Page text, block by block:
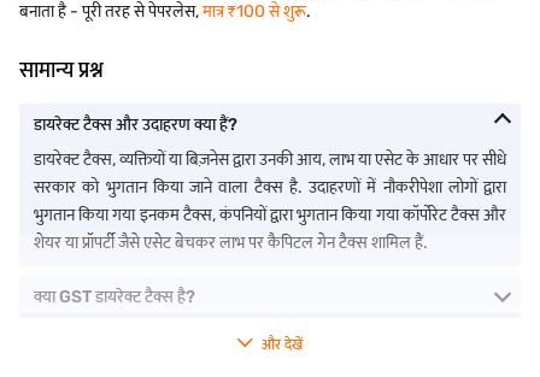
बनाता है - पूरी तरह से पेपरलेस,मात्र ₹100 से शुरू.
सामान्य प्रश्न
डायरेक्ट टैक्स और उदाहरण क्या हैं?
डायरेक्ट टैक्स, व्यक्तियों या बिज़नेस द्वारा उनकी आय, लाभ या एसेट के आधार पर सीधे
सरकार को भुगतान किया जाने वाला टैक्स है. उदाहरणों में नौकरीपेशा लोगों द्वारा
भुगतान किया गया इनकम टैक्स, कंपनियों द्वारा भुगतान किया गया कॉर्पोरेट टैक्स और
शेयर या प्रॉपर्टी जैसे एसेट बेचकर लाभ पर कैपिटल गेन टैक्स शामिल हैं.
क्या GST डायरेक्ट टैक्स है?
और देखें